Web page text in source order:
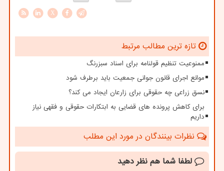
X
تازه ترین مطالب مرتبط
ممنوعیت تنظیم قولنامه برای اسناد سبزرنگ
موانع اجرای قانون جوانی جمعیت باید برطرف شود
نسق زراعی چه حقوقی برای زارعان ایجاد می کند؟
برای کاهش پرونده های قضایی به ابتکارات حقوقی و فقهی نیاز
داریم
نظرات بینندگان در مورد این مطلب
لطفا شما هم نظر دهید